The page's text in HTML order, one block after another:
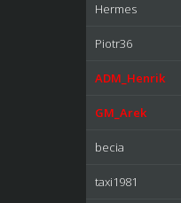
Hermes
Piotr36
ADM_Henrik
GM_Arek
becia
taxi1981